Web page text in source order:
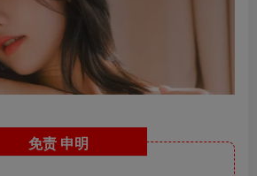
免责 申明